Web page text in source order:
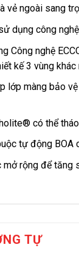
vẻ ngoài sang
dụng công
Công nghệ
kế 3 vùng khác
lớp màng bảo
có thể
tự động
rộng để tăng
TỰ